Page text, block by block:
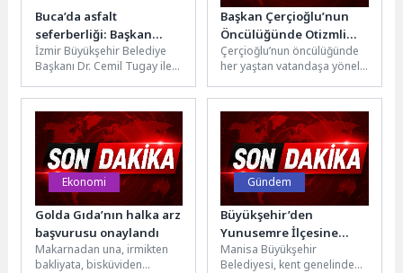
Buca’da asfalt
seferberliği: Başkan
Tugay ve Başkan Duman
sahada!
İzmir Büyükşehir Belediye
Başkanı Dr. Cemil Tugay ile
Mimar Görkem Duman,
ilçede...
Başkan Çerçioğlu’nun
Öncülüğünde Otizmli
Çocuklar Yüzmeyle
Güçleniyor
Çerçioğlu’nun öncülüğünde
her yaştan vatandaşa yönelik
Büyükşehir Belediyesi,
otizmli bireylerin gelişimine
katkı...
Ekonomi
Golda Gıda’nın halka arz
başvurusu onaylandı
Makarnadan una, irmikten
bakliyata, bisküviden
Gündem
Büyükşehir’den
Yunusemre İlçesine
Modern Sosyal Tesis
Manisa Büyükşehir
Belediyesi, kent genelinde